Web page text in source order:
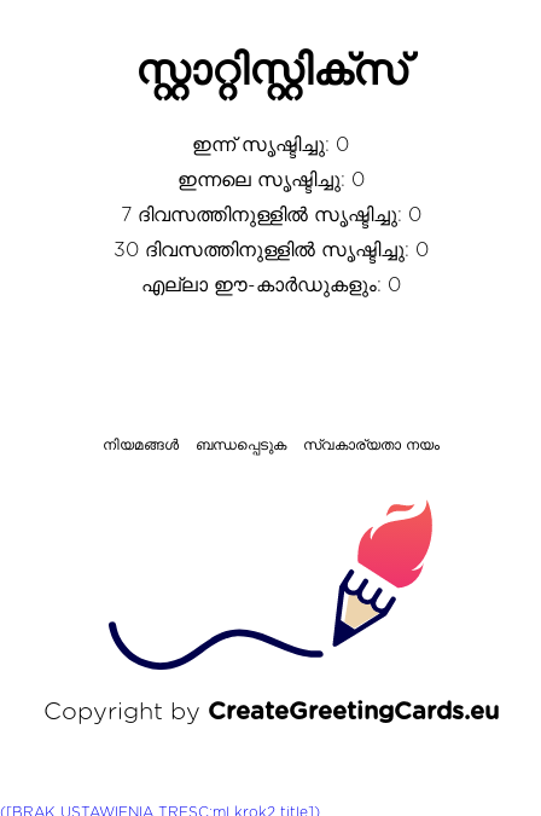
സ്റ്റാറ്റിസ്റ്റിക്സ്
ഇന്ന് സൃഷ്ടിച്ചു: 0
ഇന്നലെ സൃഷ്ടിച്ചു: 0
7 ദിവസത്തിനുള്ളിൽ സൃഷ്ടിച്ചു: 0
30 ദിവസത്തിനുള്ളിൽ സൃഷ്ടിച്ചു: 0
എല്ലാ ഈ-കാർഡുകളും: 0
നിയമങ്ങൾ ബന്ധപ്പെടുക സ്വകാര്യതാ നയം
Copyright by CreateGreetingCards.eu
([BRAK USTAWIENIA TRESC:ml krok2 title])